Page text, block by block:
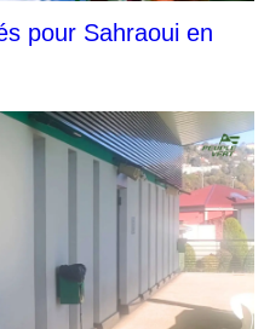
pour Sahraoui en